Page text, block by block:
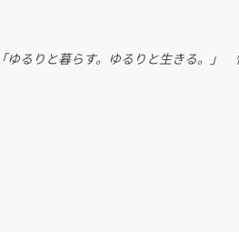
ファッション
ゆるりと暮らす。ゆるりと生きる。」